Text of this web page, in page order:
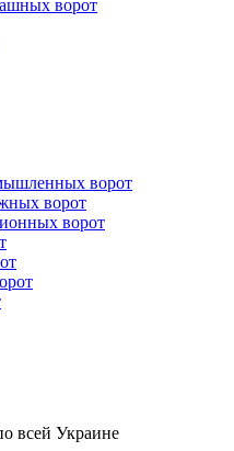
ворот
ворот
ворот
ворот
всей Украине